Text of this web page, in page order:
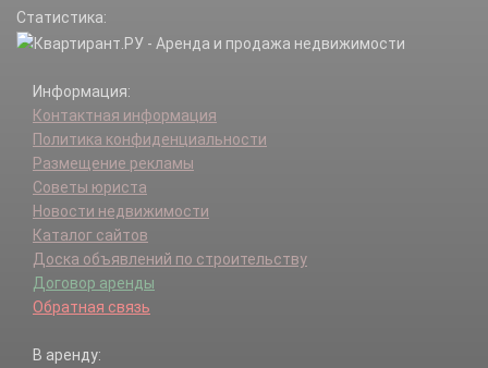
Статистика:
Информация:
Контактная информация
Политика конфиденциальности
Размещение рекламы
Советы юриста
Новости недвижимости
Каталог сайтов
Доска объявлений по строительству
Договор аренды
Обратная связь
В аренду: